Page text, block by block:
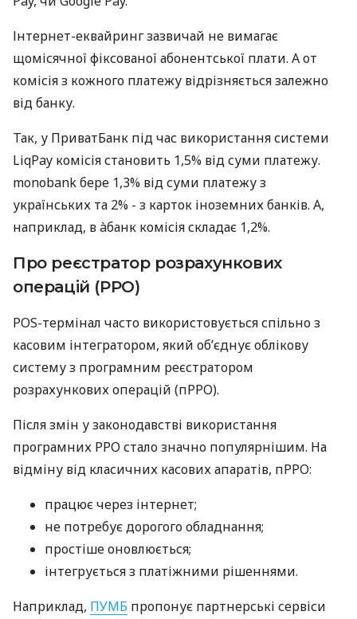
Інтернет-еквайринг зазвичай не вимагає
щомісячної фіксованої абонентської плати. А от
комісія з кожного платежу відрізняється залежно
від банку.
Так, у ПриватБанк під час використання системи
LiqPay комісія становить 1,5% від суми платежу.
monobank бере 1,3% від суми платежу з
українських та 2% - з карток іноземних банків. А,
наприклад, в àбанк комісія складає 1,2%.
Про реєстратор розрахункових
операцій (РРО)
POS-термінал часто використовується спільно з
касовим інтегратором, який об’єднує облікову
систему з програмним реєстратором
розрахункових операцій (пРРО).
Після змін у законодавстві використання
програмних РРО стало значно популярнішим. На
відміну від класичних касових апаратів, пРРО:
працює через інтернет;
не потребує дорогого обладнання;
простіше оновлюється;
інтегрується з платіжними рішеннями.
Наприклад, ПУМБ пропонує партнерські сервіси